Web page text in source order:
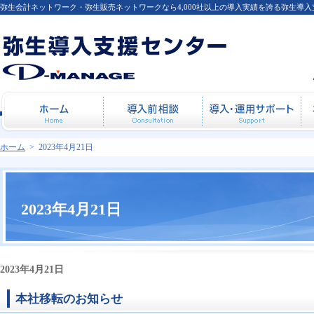
2023年4月21日
弥生会計ネットワーク・弥生販売ネットワークなら4,000社以上の導入実績を誇る弥生導
2023年4月21日
本社移転のお知らせ
ホーム 導入前相談 導
ホーム > 2023年4月21日